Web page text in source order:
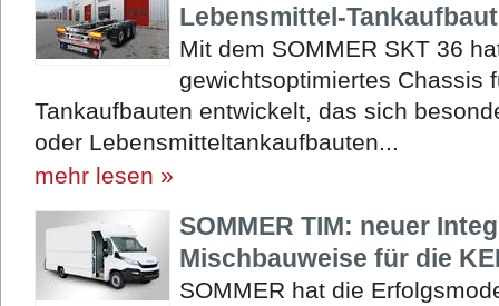
Lebensmittel-
Mit dem SOMMER SKT 36
gewichtsoptimiertes Chassis
Tankaufbauten entwickelt, das sich
oder Lebensmitteltankaufbauten...
mehr lesen »
SOMMER TIM: neuer
Mischbauweise für die
SOMMER hat die